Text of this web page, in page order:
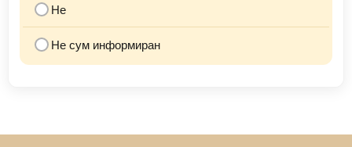
Не
Не сум информиран